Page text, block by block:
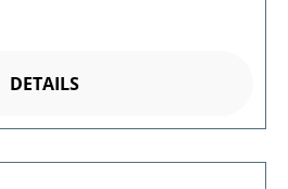
DETAILS